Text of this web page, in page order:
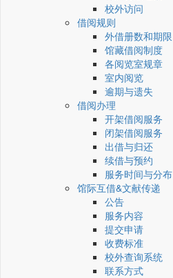
校外访问
借阅规则
外借册数和期限
馆藏借阅制度
各阅览室规章
室内阅览
逾期与遗失
借阅办理
开架借阅服务
闭架借阅服务
出借与归还
续借与预约
服务时间与分布
馆际互借&文献传递
公告
服务内容
提交申请
收费标准
校外查询系统
联系方式